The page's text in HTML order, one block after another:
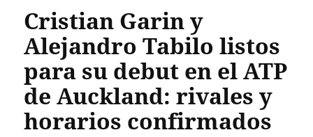
Cristian Garin y
Alejandro Tabilo listos
para su debut en el ATP
de Auckland: rivales y
horarios confirmados